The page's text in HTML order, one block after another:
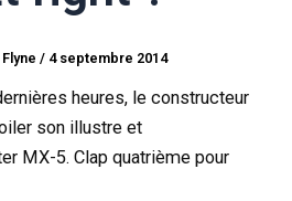
Flyne/ 4 septembre 2014
heures, le constructeur
son illustre et
MX-5. Clap quatrième pour